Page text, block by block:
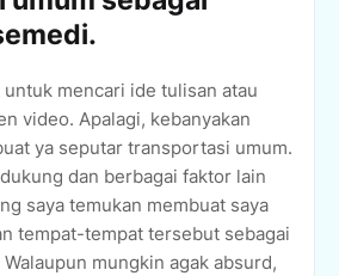
untuk mencari ide tulisan atau
video. Apalagi, kebanyakan
ya seputar transportasi umum.
dan berbagai faktor lain
saya temukan membuat saya
tempat-tempat tersebut sebagai
mungkin agak absurd,